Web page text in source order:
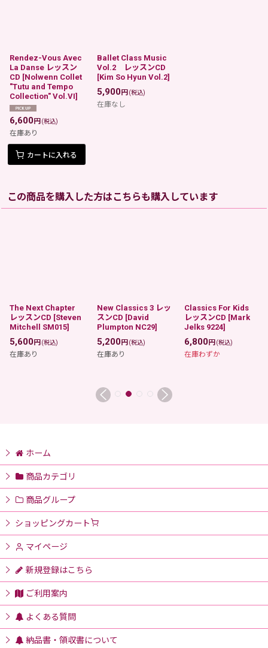
Rendez-Vous Avec
La Danse レッスン
CD [Nolwenn Collet
"Tutu and Tempo
Collection" Vol.VI]
6,600円(税込)
在庫あり
カートに入れる
Ballet Class Music
Vol.2 レッスンCD
[Kim So Hyun Vol.2]
5,900円(税込)
在庫なし
この商品を購入した方はこちらも購入しています
The Next Chapter
レッスンCD [Steven
Mitchell SM015]
5,600円(税込)
在庫あり
New Classics 3 レッ
スンCD [David
Plumpton NC29]
5,200円(税込)
在庫あり
Classics For Kids
レッスンCD [Mark
Jelks 9224]
6,800円(税込)
在庫わずか
ホーム
商品カテゴリ
商品グループ
ショッピングカート
マイページ
新規登録はこちら
ご利用案内
よくある質問
納品書・領収書について